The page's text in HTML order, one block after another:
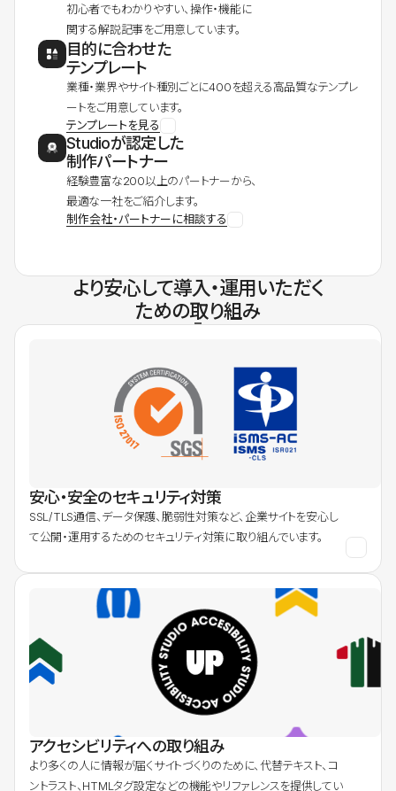
初心者でもわかりやすい、操作・機能に
関する解説記事をご用意しています。
目的に合わせた
テンプレート
業種・業界やサイト種別ごとに400を超える高品質なテンプレ
ートをご用意しています。
テンプレートを見る
Studioが認定した
制作パートナー
経験豊富な200以上のパートナーから、
最適な一社をご紹介します。
制作会社・パートナーに相談する
より安心して導入・運用いただく
ための取り組み
安心・安全のセキュリティ対策
SSL/TLS通信、データ保護、脆弱性対策など、企業サイトを安心し
て公開・運用するためのセキュリティ対策に取り組んでいます。
アクセシビリティへの取り組み
より多くの人に情報が届くサイトづくりのために、代替テキスト、コ
ントラスト、HTMLタグ設定などの機能やリファレンスを提供してい